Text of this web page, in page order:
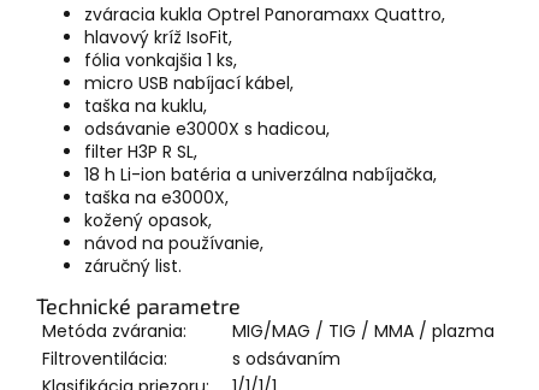
zváracia kukla Optrel Panoramaxx Quattro,
hlavový kríž IsoFit,
fólia vonkajšia 1 ks,
micro USB nabíjací kábel,
taška na kuklu,
odsávanie e3000X s hadicou,
filter H3P R SL,
18 h Li-ion batéria a univerzálna nabíjačka,
taška na e3000X,
kožený opasok,
návod na používanie,
záručný list.
Technické parametre
Metóda zvárania:
MIG/MAG / TIG / MMA / plazma
Filtroventilácia:
s odsávaním